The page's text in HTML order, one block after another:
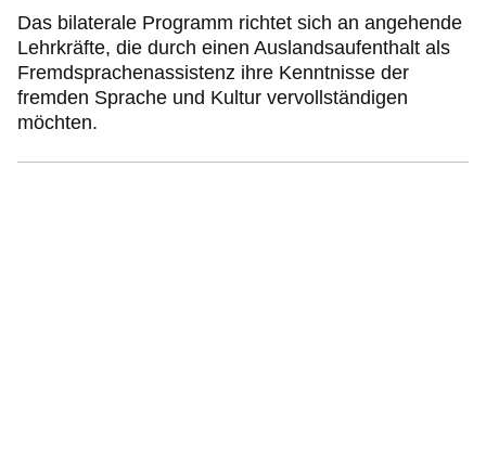
Das bilaterale Programm richtet sich an angehende
Lehrkräfte, die durch einen Auslandsaufenthalt als
Fremdsprachenassistenz ihre Kenntnisse der
fremden Sprache und Kultur vervollständigen
möchten.